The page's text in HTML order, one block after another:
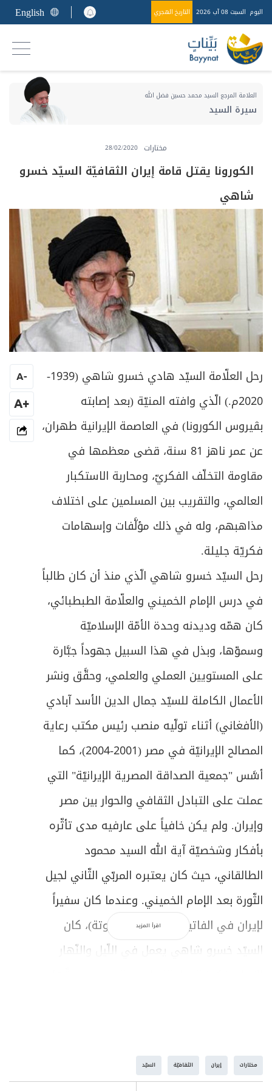
اليوم السبت 08 آب 2026 التاريخ الهجري English
العلامة المرجع السيد محمد حسين فضل الله
سيرة السيد
مختارات 28/02/2020
الكورونا يقتل قامة إيران الثقافيّة السيّد خسرو
شاهي
رحل العلّامة السيّد هادي خسرو شاهي (1939-
2020م.) الّذي وافته المنيّة (بعد إصابته
بڤيروس الكورونا) في العاصمة الإيرانية طهران،
عن عمر ناهز 81 سنة، قضى معظمها في
مقاومة التخلّف الفكريّ، ومحاربة الاستكبار
العالمي، والتقريب بين المسلمين على اختلاف
مذاهبهم، وله في ذلك مؤلَّفات وإسهامات
فكريّة جليلة.
رحل السيّد خسرو شاهي الّذي منذ أن كان طالباً
في درس الإمام الخميني والعلّامة الطبطبائي،
كان همّه وديدنه وحدة الأمّة الإسلاميّة
وسموّها، وبذل في هذا السبيل جهوداً جبَّارة
على المستويين العملي والعلمي، وحقَّق ونشر
الأعمال الكاملة للسيّد جمال الدين الأسد آبادي
(الأفغاني) أثناء تولّيه منصب رئيس مكتب رعاية
المصالح الإيرانيّة في مصر (2001-2004)، كما
أسَّس "جمعية الصداقة المصرية الإيرانيّة" التي
عملت على التبادل الثقافي والحوار بين مصر
وإيران. ولم يكن خافياً على عارفيه مدى تأثّره
بأفكار وشخصيّة آية الله السيد محمود
الطالقاني، حيث كان يعتبره المربّي الثّاني لجيل
الثّورة بعد الإمام الخميني. وعندما كان سفيراً
لإيران في الفاتيكان (لفترات متفاوتة)، كان
السيّد خسرو شاهي يعمل في اللّيل والنّهار
انماز السيد هادي خسرو شاهي بثقة الإمام
اقرأ المزيد
-
A
+A
مختارات إيران الثقافيّة السيّد